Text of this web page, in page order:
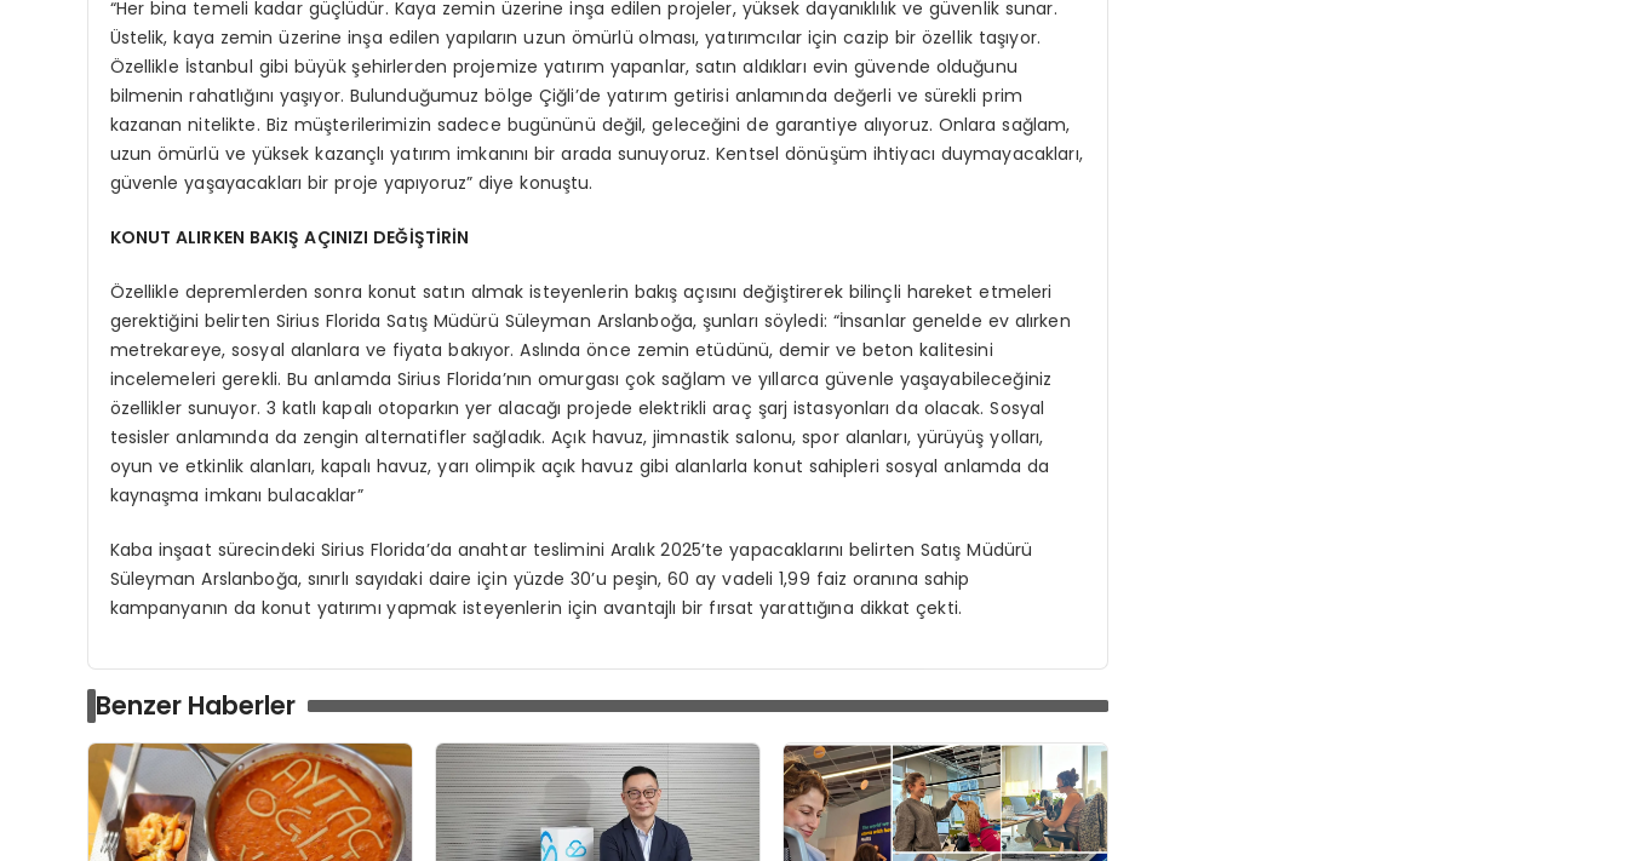
“Her bina temeli kadar güçlüdür. Kaya zemin üzerine inşa edilen projeler, yüksek dayanıklılık ve güvenlik sunar.
Üstelik, kaya zemin üzerine inşa edilen yapıların uzun ömürlü olması, yatırımcılar için cazip bir özellik taşıyor.
Özellikle İstanbul gibi büyük şehirlerden projemize yatırım yapanlar, satın aldıkları evin güvende olduğunu
bilmenin rahatlığını yaşıyor. Bulunduğumuz bölge Çiğli’de yatırım getirisi anlamında değerli ve sürekli prim
kazanan nitelikte. Biz müşterilerimizin sadece bugününü değil, geleceğini de garantiye alıyoruz. Onlara sağlam,
uzun ömürlü ve yüksek kazançlı yatırım imkanını bir arada sunuyoruz. Kentsel dönüşüm ihtiyacı duymayacakları,
güvenle yaşayacakları bir proje yapıyoruz” diye konuştu.
KONUT ALIRKEN BAKIŞ AÇINIZI DEĞİŞTİRİN
Özellikle depremlerden sonra konut satın almak isteyenlerin bakış açısını değiştirerek bilinçli hareket etmeleri
gerektiğini belirten Sirius Florida Satış Müdürü Süleyman Arslanboğa, şunları söyledi: “İnsanlar genelde ev alırken
metrekareye, sosyal alanlara ve fiyata bakıyor. Aslında önce zemin etüdünü, demir ve beton kalitesini
incelemeleri gerekli. Bu anlamda Sirius Florida’nın omurgası çok sağlam ve yıllarca güvenle yaşayabileceğiniz
özellikler sunuyor. 3 katlı kapalı otoparkın yer alacağı projede elektrikli araç şarj istasyonları da olacak. Sosyal
tesisler anlamında da zengin alternatifler sağladık. Açık havuz, jimnastik salonu, spor alanları, yürüyüş yolları,
oyun ve etkinlik alanları, kapalı havuz, yarı olimpik açık havuz gibi alanlarla konut sahipleri sosyal anlamda da
kaynaşma imkanı bulacaklar”
Kaba inşaat sürecindeki Sirius Florida’da anahtar teslimini Aralık 2025’te yapacaklarını belirten Satış Müdürü
Süleyman Arslanboğa, sınırlı sayıdaki daire için yüzde 30’u peşin, 60 ay vadeli 1,99 faiz oranına sahip
kampanyanın da konut yatırımı yapmak isteyenlerin için avantajlı bir fırsat yarattığına dikkat çekti.
Benzer Haberler